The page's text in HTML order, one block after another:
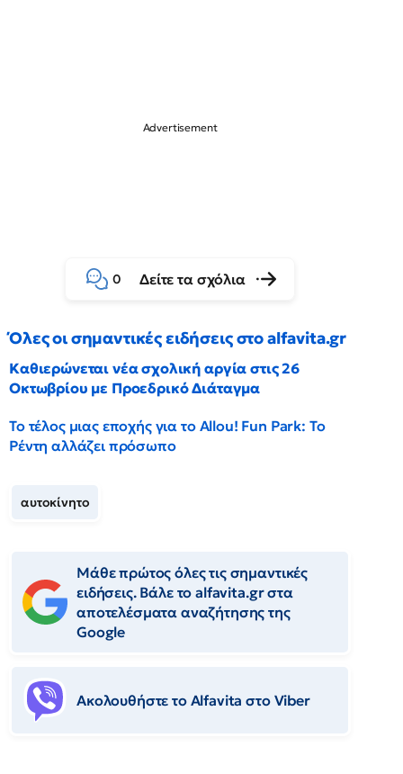
0 Δείτε τα σχόλια
Όλες οι σημαντικές ειδήσεις στο alfavita.gr
Καθιερώνεται νέα σχολική αργία στις 26
Οκτωβρίου με Προεδρικό Διάταγμα
Το τέλος μιας εποχής για το Allou! Fun Park: Το
Ρέντη αλλάζει πρόσωπο
αυτοκίνητο
Μάθε πρώτος όλες τις σημαντικές
ειδήσεις. Βάλε το alfavita.gr στα
αποτελέσματα αναζήτησης της
Google
Ακολουθήστε το Αlfavita στο Viber